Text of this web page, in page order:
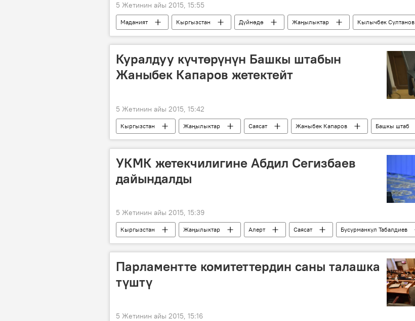
5 Жетинин айы 2015, 15:55
Маданият Кыргызстан Дүйнөдө Жаңылыктар
Кылычбек Султанов
фестиваль
кол өнөрчүлүк Боз үй элчи
Куралдуу күчтөрүнүн Башкы штабын
Жаныбек Капаров жетектейт
5 Жетинин айы 2015, 15:42
Кыргызстан Жаңылыктар Саясат Жаныбек Капаров
Башкы штаб
буйрук
УКМК жетекчилигине Абдил Сегизбаев
дайындалды
5 Жетинин айы 2015, 15:39
Кыргызстан Жаңылыктар Aлерт Саясат
Бусурманкул Табалдиев
Абдил Сегизбаев
УКМК
Парламентте комитеттердин саны талашка
түштү
5 Жетинин айы 2015, 15:16